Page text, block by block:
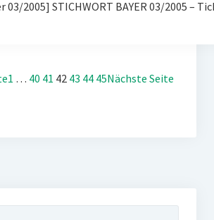
03/2005] STICHWORT BAYER 03/2005 –
1 … 40 41 42 43 44 45Nächste Seite